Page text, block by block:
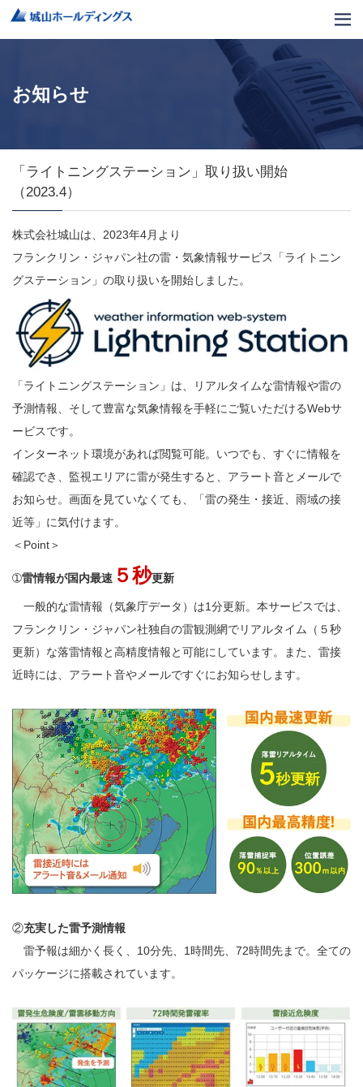
お知らせ
「ライトニングステーション」取り扱い開始
（2023.4）
株式会社城山は、2023年4月より
フランクリン・ジャパン社の雷・気象情報サービス「ライトニン
グステーション」の取り扱いを開始しました。
「ライトニングステーション」は、リアルタイムな雷情報や雷の
予測情報、そして豊富な気象情報を手軽にご覧いただけるWebサ
ービスです。
インターネット環境があれば閲覧可能。いつでも、すぐに情報を
確認でき、監視エリアに雷が発生すると、アラート音とメールで
お知らせ。画面を見ていなくても、「雷の発生・接近、雨域の接
近等」に気付けます。
＜Point＞
➀雷情報が国内最速 ５秒更新
一般的な雷情報（気象庁データ）は1分更新。本サービスでは、
フランクリン・ジャパン社独自の雷観測網でリアルタイム（５秒
更新）な落雷情報と高精度情報と可能にしています。
また、雷接
近時には、アラート音やメールですぐにお知らせします。
②充実した雷予測情報
雷予報は細かく長く、10分先、1時間先、72時間先まで。全ての
パッケージに搭載されています。